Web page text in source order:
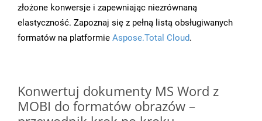
złożone konwersje i zapewniając niezrównaną
elastyczność. Zapoznaj się z pełną listą obsługiwanych
formatów na platformie Aspose.Total Cloud.
Konwertuj dokumenty MS Word z
MOBI do formatów obrazów –